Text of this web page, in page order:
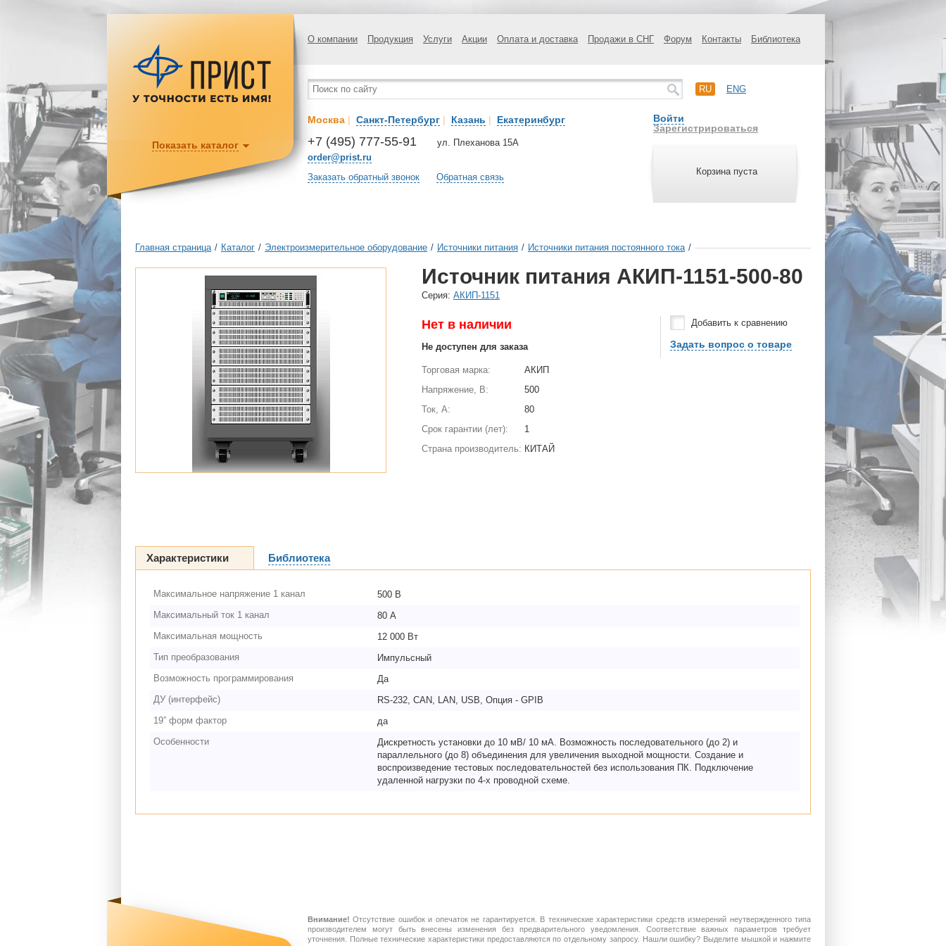
О компании Продукция Услуги Акции Оплата и доставка Продажи в СНГ Форум Контакты Библиотека
RU ENG
Москва | Санкт-Петербург | Казань | Екатеринбург
+7 (495) 777-55-91
order@prist.ru
ул. Плеханова 15А
Заказать обратный звонок Обратная связь
Войти
Зарегистрироваться
Корзина пуста
Показать каталог
Главная страница / Каталог / Электроизмерительное оборудование / Источники питания / Источники питания постоянного тока /
Источник питания АКИП-1151-500-80
Cерия: АКИП-1151
Нет в наличии
Не доступен для заказа
Торговая марка:
АКИП
Напряжение, В:
500
Ток, А:
80
Срок гарантии (лет):
1
Страна производитель: КИТАЙ
Добавить к сравнению
Задать вопрос о товаре
Характеристики Библиотека
Максимальное напряжение 1 канал
500 В
Максимальный ток 1 канал
80 А
Максимальная мощность
12 000 Вт
Тип преобразования
Импульсный
Возможность программирования
Да
ДУ (интерфейс)
RS-232, CAN, LAN, USB, Опция - GPIB
19” форм фактор
да
Особенности
Дискретность установки до 10 мВ/ 10 мА. Возможность последовательного (до 2) и
параллельного (до 8) объединения для увеличения выходной мощности. Создание и
воспроизведение тестовых последовательностей без использования ПК. Подключение
удаленной нагрузки по 4-х проводной схеме.
Внимание! Отсутствие ошибок и опечаток не гарантируется. В технические характеристики средств измерений неутвержденного типа
производителем могут быть внесены изменения без предварительного уведомления. Соответствие важных параметров требует
уточнения. Полные технические характеристики предоставляются по отдельному запросу. Нашли ошибку? Выделите мышкой и нажмите